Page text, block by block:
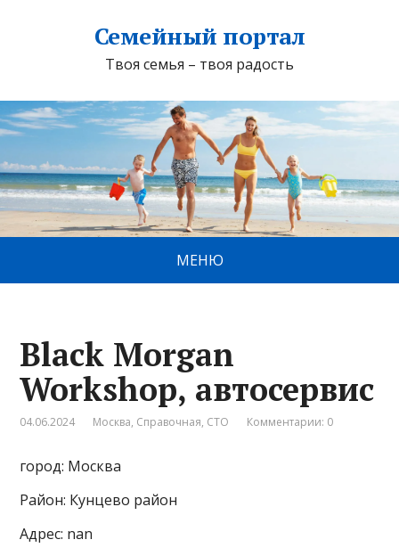
Семейный портал
Твоя семья – твоя радость
МЕНЮ
Black Morgan
Workshop, автосервис
04.06.2024 Москва, Справочная, СТО Комментарии: 0
город: Москва
Район: Кунцево район
Адрес: nan